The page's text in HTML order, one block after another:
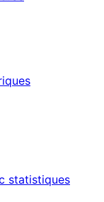
statistiques